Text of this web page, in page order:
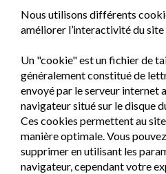
Nous utilisons différents
améliorer l’interactivité du site
Un "cookie" est un fichier de
généralement constitué de
envoyé par le serveur internet
navigateur situé sur le disque
Ces cookies permettent au
manière optimale. Vous
supprimer en utilisant les
navigateur, cependant votre